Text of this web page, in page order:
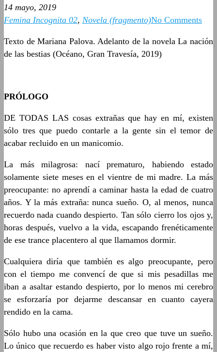
14 mayo, 2019
Femina Incognita 02, Novela (fragmento)No Comments
Texto de Mariana Palova. Adelanto de la novela La nación
de las bestias (Océano, Gran Travesía, 2019)
PRÓLOGO
DE TODAS LAS cosas extrañas que hay en mí, existen
sólo tres que puedo contarle a la gente sin el temor de
acabar recluido en un manicomio.
La más milagrosa: nací prematuro, habiendo estado
solamente siete meses en el vientre de mi madre. La más
preocupante: no aprendí a caminar hasta la edad de cuatro
años. Y la más extraña: nunca sueño. O, al menos, nunca
recuerdo nada cuando despierto. Tan sólo cierro los ojos y,
horas después, vuelvo a la vida, escapando frenéticamente
de ese trance placentero al que llamamos dormir.
Cualquiera diría que también es algo preocupante, pero
con el tiempo me convencí de que si mis pesadillas me
iban a asaltar estando despierto, por lo menos mi cerebro
se esforzaría por dejarme descansar en cuanto cayera
rendido en la cama.
Sólo hubo una ocasión en la que creo que tuve un sueño.
Lo único que recuerdo es haber visto algo rojo frente a mí,